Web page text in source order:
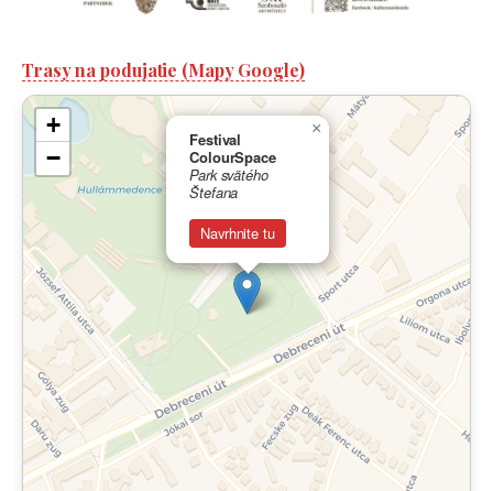
Trasy na podujatie (Mapy Google)
Festival
ColourSpace
Park svätého
Štefana
Navrhnite tu
×
+
−